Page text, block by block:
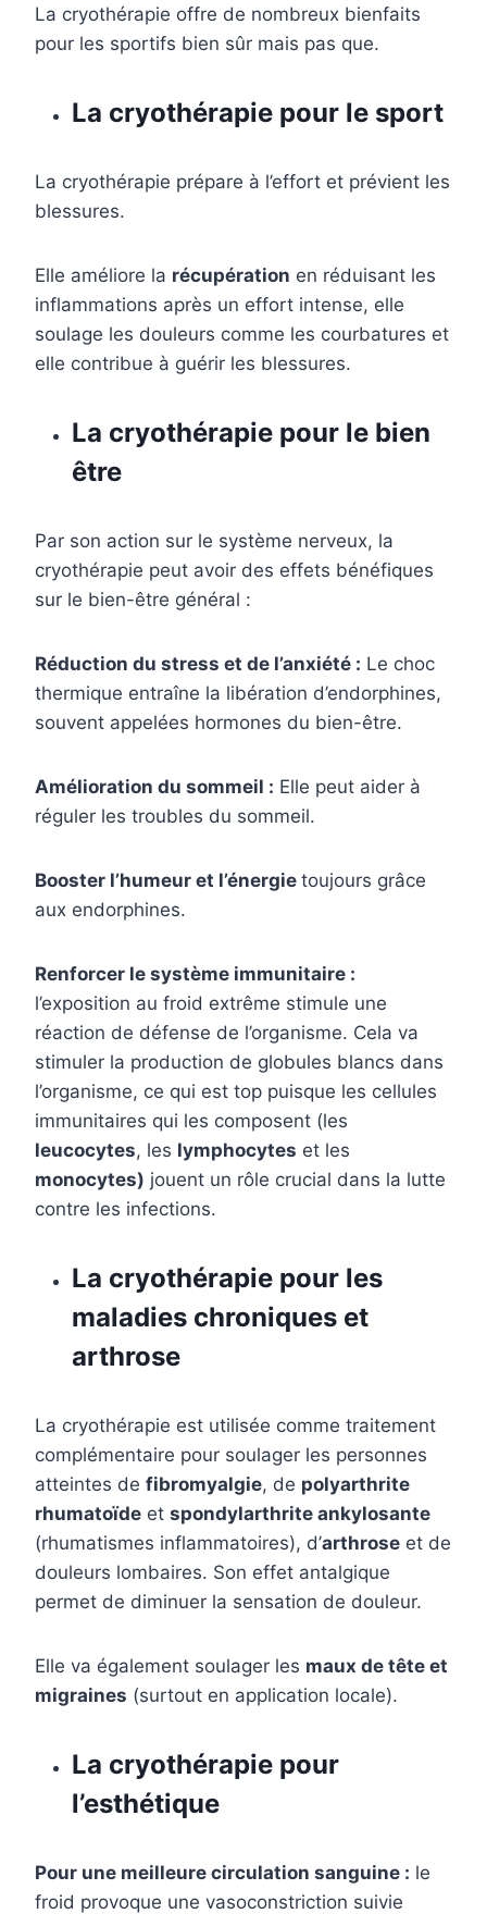
La cryothérapie offre de nombreux bienfaits
pour les sportifs bien sûr mais pas que.
La cryothérapie pour le sport
La cryothérapie prépare à l’effort et prévient les
blessures.
Elle améliore la récupération en réduisant les
inflammations après un effort intense, elle
soulage les douleurs comme les courbatures et
elle contribue à guérir les blessures.
La cryothérapie pour le bien
être
Par son action sur le système nerveux, la
cryothérapie peut avoir des effets bénéfiques
sur le bien-être général :
Réduction du stress et de l’anxiété : Le choc
thermique entraîne la libération d’endorphines,
souvent appelées hormones du bien-être.
Amélioration du sommeil : Elle peut aider à
réguler les troubles du sommeil.
Booster l’humeur et l’énergie toujours grâce
aux endorphines.
Renforcer le système immunitaire :
l’exposition au froid extrême stimule une
réaction de défense de l’organisme. Cela va
stimuler la production de globules blancs dans
l’organisme, ce qui est top puisque les cellules
immunitaires qui les composent (les
leucocytes, les lymphocytes et les
monocytes) jouent un rôle crucial dans la lutte
contre les infections.
La cryothérapie pour les
maladies chroniques et
arthrose
La cryothérapie est utilisée comme traitement
complémentaire pour soulager les personnes
atteintes de fibromyalgie, de polyarthrite
rhumatoïde et spondylarthrite ankylosante
(rhumatismes inflammatoires), d’arthrose et de
douleurs lombaires. Son effet antalgique
permet de diminuer la sensation de douleur.
Elle va également soulager les maux de tête et
migraines (surtout en application locale).
La cryothérapie pour
l’esthétique
Pour une meilleure circulation sanguine : le
froid provoque une vasoconstriction suivie